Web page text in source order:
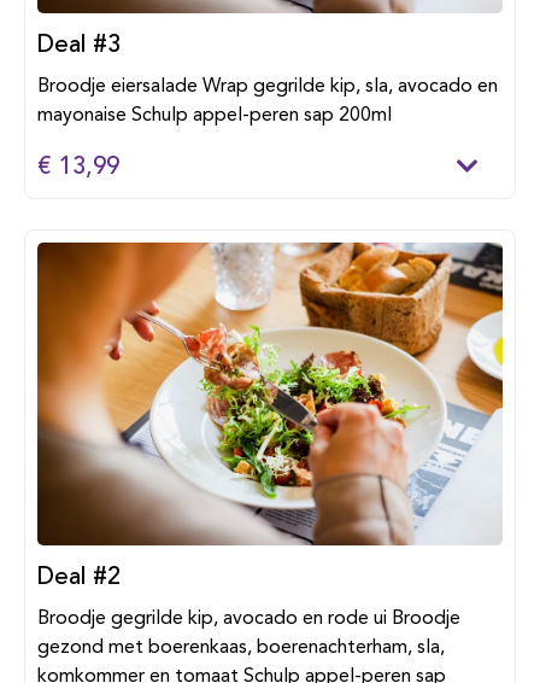
Deal #3
Broodje eiersalade Wrap gegrilde kip, sla, avocado en
mayonaise Schulp appel-peren sap 200ml
€ 13,99
Deal #2
Broodje gegrilde kip, avocado en rode ui Broodje
gezond met boerenkaas, boerenachterham, sla,
komkommer en tomaat Schulp appel-peren sap